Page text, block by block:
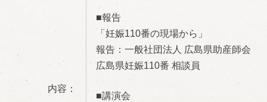
内容：
■報告
「妊娠110番の現場から」
報告：一般社団法人 広島県助産師会
広島県妊娠110番 相談員
■講演会